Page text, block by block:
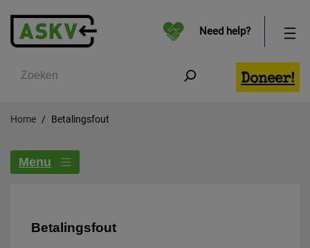
Zoeken
Doneer!
Need help?
Home Betalingsfout
Menu
Betalingsfout